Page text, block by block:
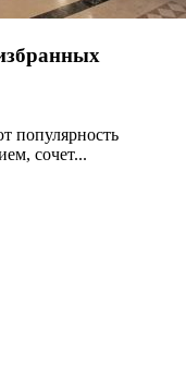
популярность
сочет...